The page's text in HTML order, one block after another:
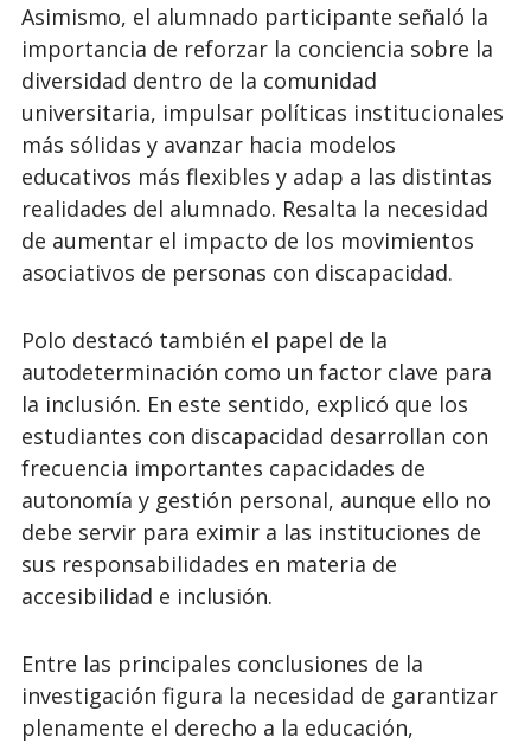
Asimismo, el alumnado participante señaló la
importancia de reforzar la conciencia sobre la
diversidad dentro de la comunidad
universitaria, impulsar políticas institucionales
más sólidas y avanzar hacia modelos
educativos más flexibles y adap a las distintas
realidades del alumnado. Resalta la necesidad
de aumentar el impacto de los movimientos
asociativos de personas con discapacidad.
Polo destacó también el papel de la
autodeterminación como un factor clave para
la inclusión. En este sentido, explicó que los
estudiantes con discapacidad desarrollan con
frecuencia importantes capacidades de
autonomía y gestión personal, aunque ello no
debe servir para eximir a las instituciones de
sus responsabilidades en materia de
accesibilidad e inclusión.
Entre las principales conclusiones de la
investigación figura la necesidad de garantizar
plenamente el derecho a la educación,